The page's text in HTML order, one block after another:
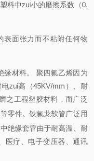
料中zui小的磨擦系数（0.
表面张力而不粘附任何物
缘材料。 聚四氟乙烯因为
zui高（45KV/mm）、耐
之工程塑胶材料，而广泛
零件。铁氟龙软管广泛用
绝缘套管由于耐高温、耐
医疗、电子变压器、通讯